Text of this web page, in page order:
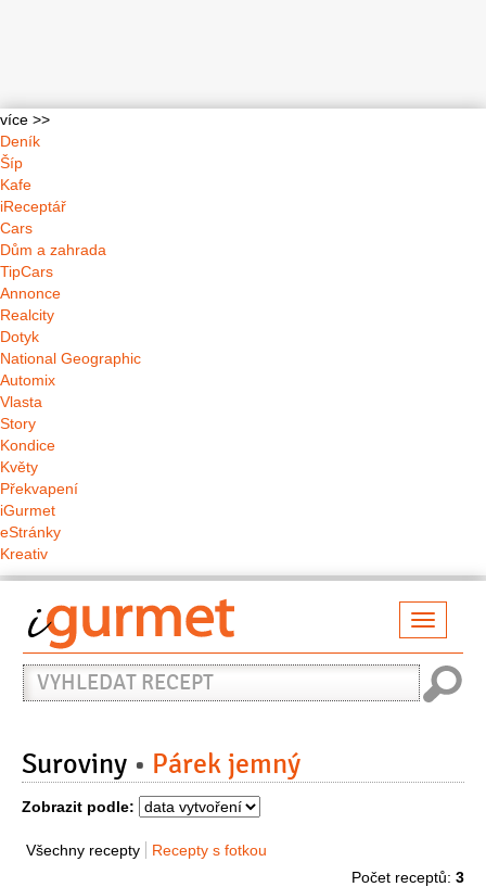
více >>
Deník
Šíp
Kafe
iReceptář
Cars
Dům a zahrada
TipCars
Annonce
Realcity
Dotyk
National Geographic
Automix
Vlasta
Story
Kondice
Květy
Překvapení
iGurmet
eStránky
Kreativ
Vyhledat
recept
Suroviny Párek jemný
Zobrazit podle:
Všechny recepty
Recepty s fotkou
Počet receptů: 3